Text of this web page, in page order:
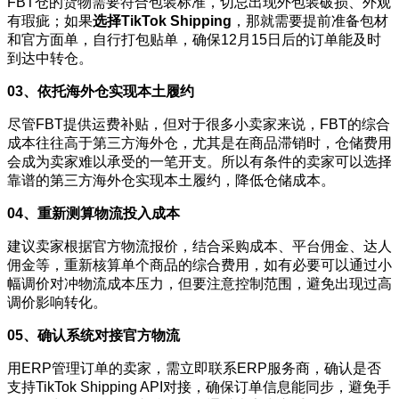
有瑕疵；如果选择TikTok Shipping ，那就需要提前准备包材
和官方面单，自行打包贴单，确保12月15日后的订单能及时
到达中转仓。
03、依托海外仓实现本土履约
尽管FBT提供运费补贴，但对于很多小卖家来说，FBT的综合
成本往往高于第三方海外仓，尤其是在商品滞销时，仓储费用
会成为卖家难以承受的一笔开支。所以有条件的卖家可以选择
靠谱的第三方海外仓实现本土履约，降低仓储成本。
04、重新测算物流投入成本
建议卖家根据官方物流报价，结合采购成本、平台佣金、达人
佣金等，重新核算单个商品的综合费用，如有必要可以通过小
幅调价对冲物流成本压力，但要注意控制范围，避免出现过高
调价影响转化。
05、确认系统对接官方物流
用ERP管理订单的卖家，需立即联系ERP服务商，确认是否
支持TikTok Shipping API对接，确保订单信息能同步，避免手